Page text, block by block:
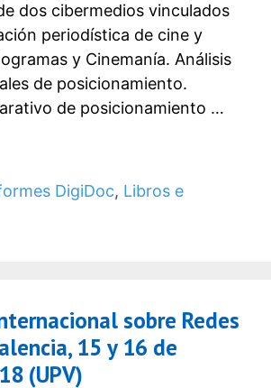
dos cibermedios vinculados
periodística de cine y
y Cinemanía. Análisis
de posicionamiento.
de posicionamiento …
DigiDoc, Libros e
sobre Redes
15 y 16 de
(UPV)